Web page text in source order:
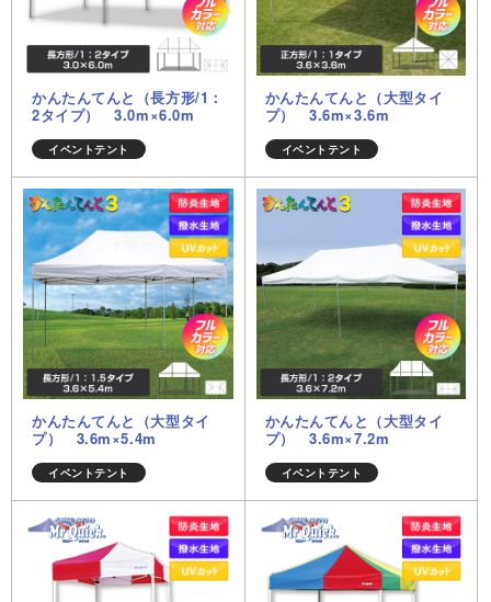
かんたんてんと（長方形/1：
2タイプ） 3.0m×6.0m
イベントテント
かんたんてんと（大型タイ
プ） 3.6m×3.6m
イベントテント
かんたんてんと（大型タイ
プ） 3.6m×5.4m
イベントテント
かんたんてんと（大型タイ
プ） 3.6m×7.2m
イベントテント